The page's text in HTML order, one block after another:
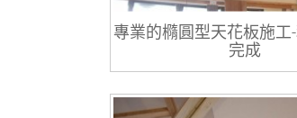
專業的橢圓型天花板施工
完成